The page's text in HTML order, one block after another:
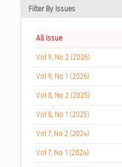
Filter By Issues
All Issue
Vol 9, No 2 (2026)
Vol 9, No 1 (2026)
Vol 8, No 2 (2025)
Vol 8, No 1 (2025)
Vol 7, No 2 (2024)
Vol 7, No 1 (2024)